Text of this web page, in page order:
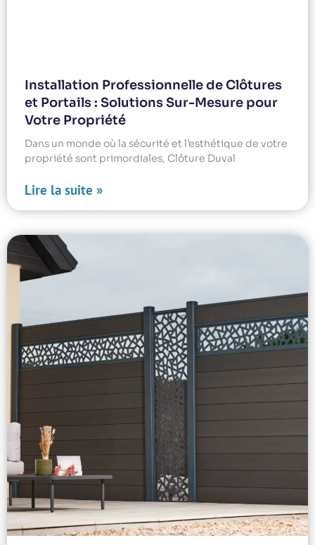
Installation Professionnelle de Clôtures
et Portails : Solutions Sur-Mesure pour
Votre Propriété
Dans un monde où la sécurité et l’esthétique de votre
propriété sont primordiales, Clôture Duval
Lire la suite »